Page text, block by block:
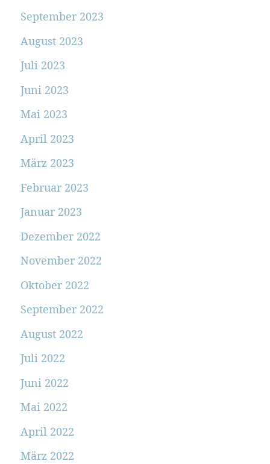
September 2023
August 2023
Juli 2023
Juni 2023
Mai 2023
April 2023
März 2023
Februar 2023
Januar 2023
Dezember 2022
November 2022
Oktober 2022
September 2022
August 2022
Juli 2022
Juni 2022
Mai 2022
April 2022
März 2022